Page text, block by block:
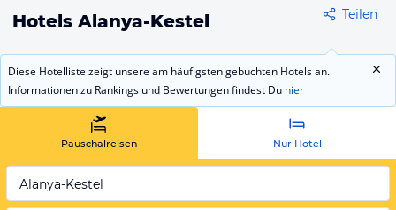
Hotels Alanya-Kestel Teilen
Diese Hotelliste zeigt unsere am häufigsten gebuchten Hotels an.
Informationen zu Rankings und Bewertungen findest Du hier
Pauschalreisen Nur Hotel
Alanya-Kestel